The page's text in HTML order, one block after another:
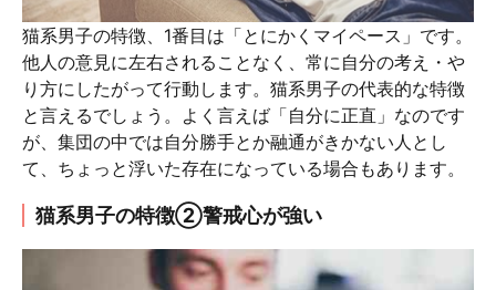
猫系男子の特徴、1番目は「とにかくマイペース」です。
他人の意見に左右されることなく、常に自分の考え・や
り方にしたがって行動します。猫系男子の代表的な特徴
と言えるでしょう。よく言えば「自分に正直」なのです
が、集団の中では自分勝手とか融通がきかない人とし
て、ちょっと浮いた存在になっている場合もあります。
猫系男子の特徴②警戒心が強い